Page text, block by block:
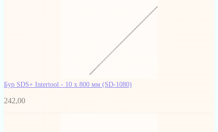
Бур SDS+ Intertool - 10 х 800 мм (SD-1080)
242,00